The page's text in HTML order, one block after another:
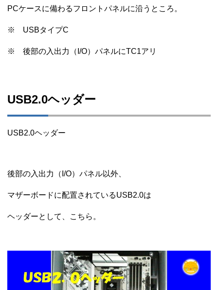
PCケースに備わるフロントパネルに沿うところ。
※ USBタイプC
※ 後部の入出力（I/O）パネルにTC1アリ
USB2.0ヘッダー
USB2.0ヘッダー
後部の入出力（I/O）パネル以外、
マザーボードに配置されているUSB2.0は
ヘッダーとして、こちら。